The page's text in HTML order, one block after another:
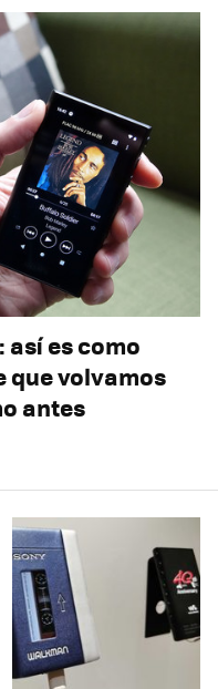
así es como
que volvamos
antes